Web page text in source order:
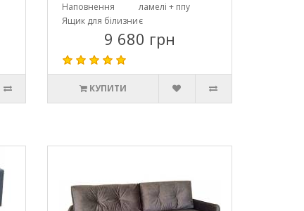
Наповнення
ламелі + ппу
Ящик для білизниє
9 680 грн
КУПИТИ